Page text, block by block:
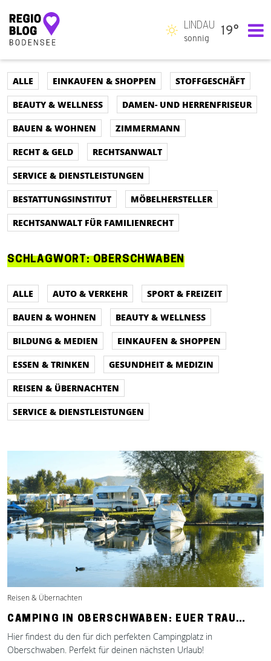
Hauptnavigation
LINDAU
sonnig
19°
ALLE EINKAUFEN & SHOPPEN
STOFFGESCHÄFT
BEAUTY & WELLNESS
DAMEN- UND HERRENFRISEUR
BAUEN & WOHNEN
ZIMMERMANN
RECHT & GELD
RECHTSANWALT
SERVICE & DIENSTLEISTUNGEN
BESTATTUNGSINSTITUT
MÖBELHERSTELLER
RECHTSANWALT FÜR FAMILIENRECHT
SCHLAGWORT:OBERSCHWABEN
ALLE AUTO & VERKEHR
SPORT & FREIZEIT
BAUEN & WOHNEN
BEAUTY & WELLNESS
BILDUNG & MEDIEN
EINKAUFEN & SHOPPEN
ESSEN & TRINKEN
GESUNDHEIT & MEDIZIN
REISEN & ÜBERNACHTEN
SERVICE & DIENSTLEISTUNGEN
Reisen & Übernachten
CAMPING IN OBERSCHWABEN: EUER TRAU…
Hier findest du den für dich perfekten Campingplatz in
Oberschwaben. Perfekt für deinen nächsten Urlaub!